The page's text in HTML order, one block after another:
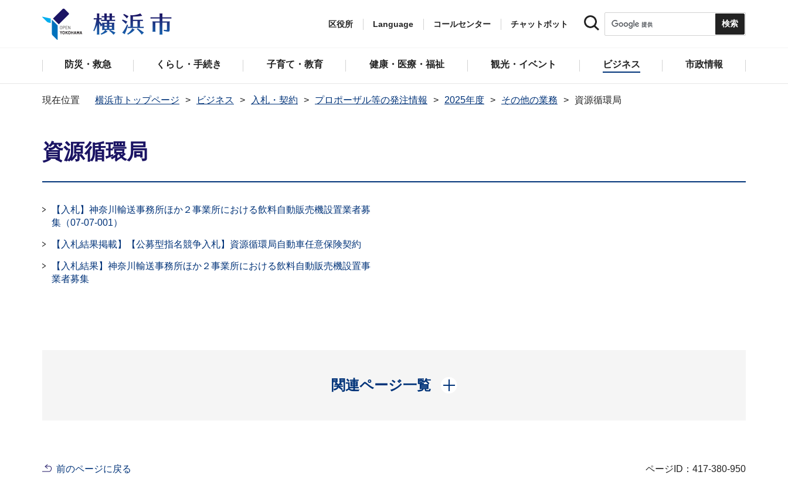
区役所 Language コールセンター チャットボット
防災・救急 くらし・手続き 子育て・教育 健康・医療・福祉 観光・イベント ビジネス 市政情報
現在位置 横浜市トップページ ビジネス 入札・契約 プロポーザル等の発注情報 2025年度 その他の業務 資源循環局
資源循環局
【入札】神奈川輸送事務所ほか２事業所における飲料自動販売機設置業者募
集（07-07-001）
【入札結果掲載】【公募型指名競争⼊札】資源循環局自動車任意保険契約
【入札結果】神奈川輸送事務所ほか２事業所における飲料自動販売機設置事
業者募集
関連ページ一覧
開く
前のページに戻る ページID：417-380-950